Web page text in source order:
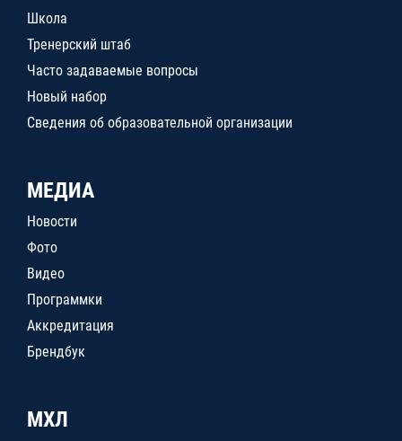
Школа
Тренерский штаб
Часто задаваемые вопросы
Новый набор
Сведения об образовательной организации
МЕДИА
Новости
Фото
Видео
Программки
Аккредитация
Брендбук
МХЛ